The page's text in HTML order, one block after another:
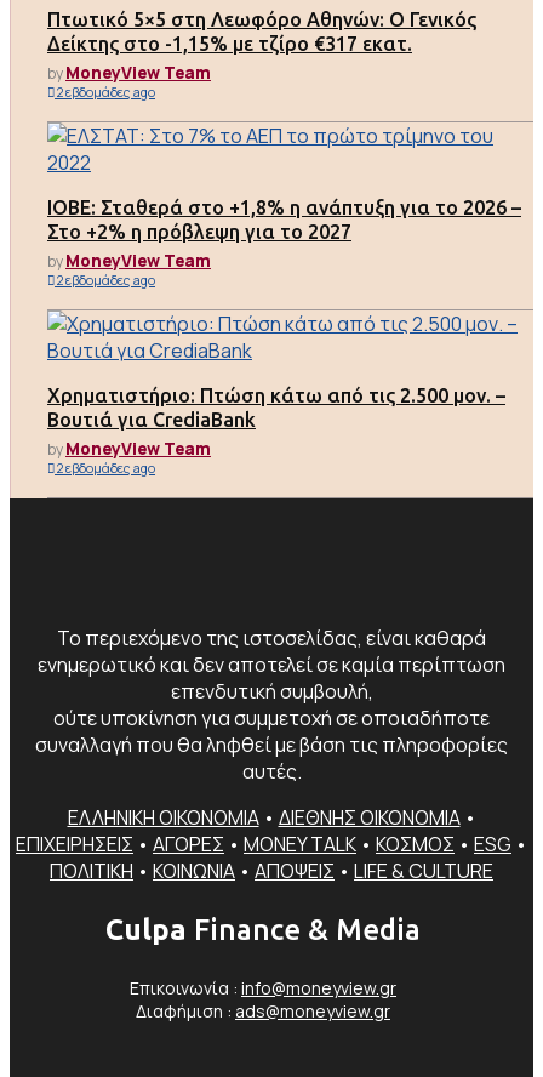
Πτωτικό 5×5 στη Λεωφόρο Αθηνών: Ο Γενικός
Δείκτης στο -1,15% με τζίρο €317 εκατ.
byMoneyView Team
2 εβδομάδες ago
ΙΟΒΕ: Σταθερά στο +1,8% η ανάπτυξη για το 2026 –
Στο +2% η πρόβλεψη για το 2027
byMoneyView Team
2 εβδομάδες ago
Χρηματιστήριο: Πτώση κάτω από τις 2.500 μον. –
Βουτιά για CrediaBank
byMoneyView Team
2 εβδομάδες ago
Το περιεχόμενο της ιστοσελίδας, είναι καθαρά
ενημερωτικό και δεν αποτελεί σε καμία περίπτωση
επενδυτική συμβουλή,
ούτε υποκίνηση για συμμετοχή σε οποιαδήποτε
συναλλαγή που θα ληφθεί με βάση τις πληροφορίες
αυτές.
ΕΛΛΗΝΙΚΗ ΟΙΚΟΝΟΜΙΑ• ΔΙΕΘΝΗΣ ΟΙΚΟΝΟΜΙΑ•
ΕΠΙΧΕΙΡΗΣΕΙΣ • ΑΓΟΡΕΣ • MONEY TALK • ΚΟΣΜΟΣ • ESG •
ΠΟΛΙΤΙΚΗ • ΚΟΙΝΩΝΙΑ • ΑΠΟΨΕΙΣ • LIFE & CULTURE
Culpa Finance & Media
Επικοινωνία : info@moneyview.gr
Διαφήμιση : ads@moneyview.gr